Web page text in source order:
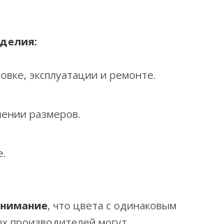
эксплуатации и ремонте.
размеров.
, что цвета с одинаковым